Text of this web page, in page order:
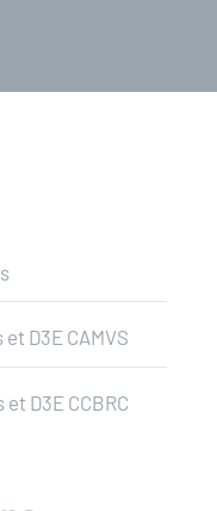
D3E CAMVS
D3E CCBRC